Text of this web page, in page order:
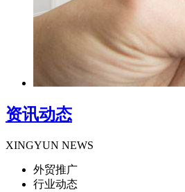
资讯动态
XINGYUN NEWS
外贸推广
行业动态